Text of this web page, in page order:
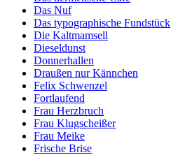
Das Nuf
Das typographische Fundstück
Die Kaltmamsell
Dieseldunst
Donnerhallen
Draußen nur Kännchen
Felix Schwenzel
Fortlaufend
Frau Herzbruch
Frau Klugscheißer
Frau Meike
Frische Brise